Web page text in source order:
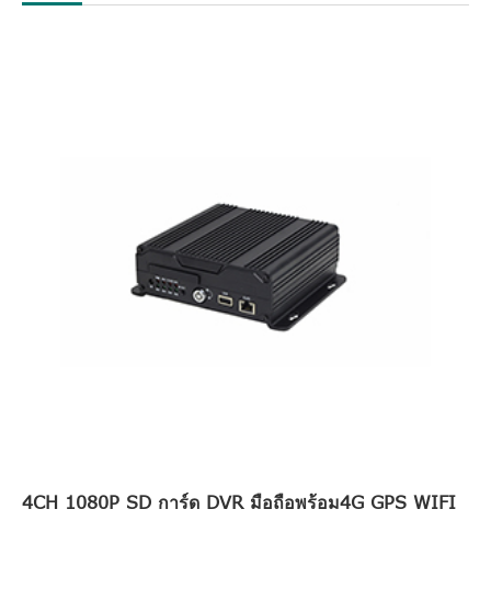
4CH 1080P SD การ์ด DVR มือถือพร้อม4G GPS WIFI